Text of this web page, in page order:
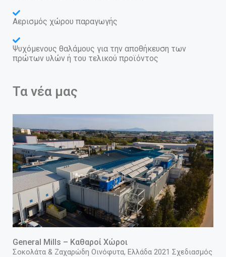
Αερισμός χώρου παραγωγής
Ψυχόμενους θαλάμους για την αποθήκευση των
πρώτων υλών ή του τελικού προϊόντος
Τα νέα μας
General Mills – Καθαροί Χώροι
Σοκολάτα & Ζαχαρώδη Οινόφυτα, Ελλάδα 2021 Σχεδιασμός